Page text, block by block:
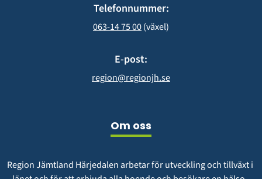
Telefonnummer:
063-14 75 00 (växel)
E-post:
region@regionjh.se
Om oss
Region Jämtland Härjedalen arbetar för utveckling och tillväxt i